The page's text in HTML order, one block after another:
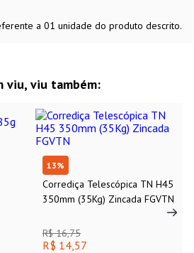
a 01 unidade do produto descrito.
viu, viu também:
13%
Corrediça Telescópica TN H45
350mm (35Kg) Zincada FGVTN
R$ 16,75
R$ 14,57